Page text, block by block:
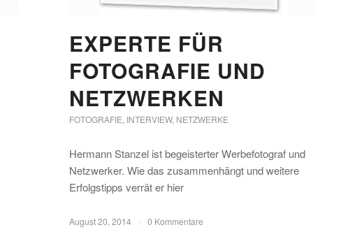
EXPERTE FÜR
FOTOGRAFIE UND
NETZWERKEN
FOTOGRAFIE, INTERVIEW, NETZWERKE
Hermann Stanzel ist begeisterter Werbefotograf und
Netzwerker. Wie das zusammenhängt und weitere
Erfolgstipps verrät er hier
August 20, 2014 0 Kommentare